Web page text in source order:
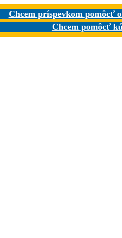
Chcem príspevkom pomôcť
Chcem pomôcť